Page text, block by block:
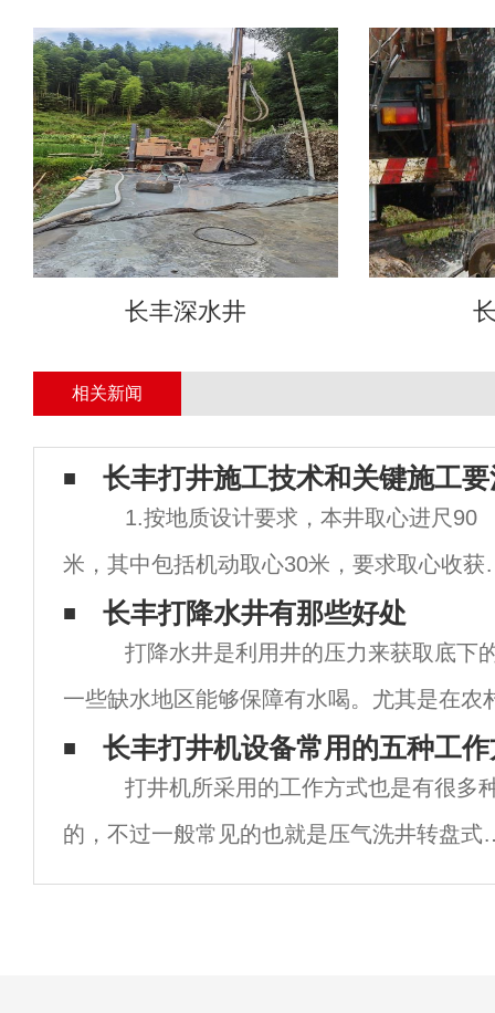
长丰深水井
相关新闻
长丰打井施工技术和关键施工
1.按地质设计要求，本井取心进尺90
米，其中包括机动取心30米，要求取心收获
达到90%，裂缝发育段不低于85%，所以必
精选取心工具，优化取心措施。 2.
长丰打降水井有那些好处
打降水井是利用井的压力来获取底下
一些缺水地区能够保障有水喝。尤其是在农
几乎成了普遍的状态，因为很多的自来水或
很容易被
长丰打井机设备常用的五种工
打井机所采用的工作方式也是有很多
的，不过一般常见的也就是压气洗井转盘式
机，液压动力头式钻机，潜孔振动回转式钻